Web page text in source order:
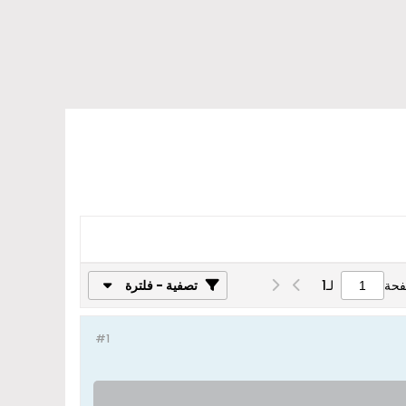
لـ1 تصفية - فلترة
#1